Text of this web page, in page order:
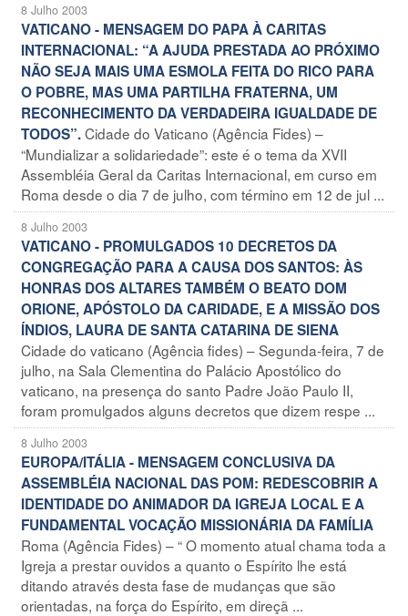
8 Julho 2003
VATICANO - MENSAGEM DO PAPA À CARITAS
INTERNACIONAL: “A AJUDA PRESTADA AO PRÓXIMO
NÃO SEJA MAIS UMA ESMOLA FEITA DO RICO PARA
O POBRE, MAS UMA PARTILHA FRATERNA, UM
RECONHECIMENTO DA VERDADEIRA IGUALDADE DE
TODOS”.Cidade do Vaticano (Agência Fides) –
“Mundializar a solidariedade”: este é o tema da XVII
Assembléia Geral da Caritas Internacional, em curso em
Roma desde o dia 7 de julho, com término em 12 de jul ...
8 Julho 2003
VATICANO - PROMULGADOS 10 DECRETOS DA
CONGREGAÇÃO PARA A CAUSA DOS SANTOS: ÀS
HONRAS DOS ALTARES TAMBÉM O BEATO DOM
ORIONE, APÓSTOLO DA CARIDADE, E A MISSÃO DOS
ÍNDIOS, LAURA DE SANTA CATARINA DE SIENA
Cidade do vaticano (Agência fides) – Segunda-feira, 7 de
julho, na Sala Clementina do Palácio Apostólico do
vaticano, na presença do santo Padre João Paulo II,
foram promulgados alguns decretos que dizem respe ...
8 Julho 2003
EUROPA/ITÁLIA - MENSAGEM CONCLUSIVA DA
ASSEMBLÉIA NACIONAL DAS POM: REDESCOBRIR A
IDENTIDADE DO ANIMADOR DA IGREJA LOCAL E A
FUNDAMENTAL VOCAÇÃO MISSIONÁRIA DA FAMÍLIA
Roma (Agência Fides) – “ O momento atual chama toda a
Igreja a prestar ouvidos a quanto o Espírito lhe está
ditando através desta fase de mudanças que são
orientadas, na força do Espírito, em direçã ...